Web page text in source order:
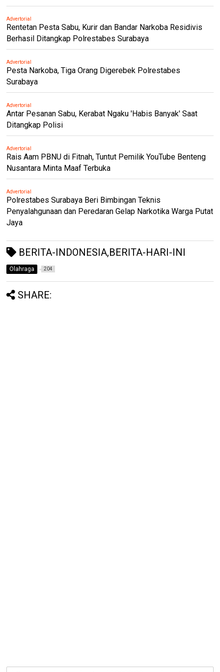
Advertorial
Rentetan Pesta Sabu, Kurir dan Bandar Narkoba Residivis
Berhasil Ditangkap Polrestabes Surabaya
Advertorial
Pesta Narkoba, Tiga Orang Digerebek Polrestabes
Surabaya
Advertorial
Antar Pesanan Sabu, Kerabat Ngaku 'Habis Banyak' Saat
Ditangkap Polisi
Advertorial
Rais Aam PBNU di Fitnah, Tuntut Pemilik YouTube Benteng
Nusantara Minta Maaf Terbuka
Advertorial
Polrestabes Surabaya Beri Bimbingan Teknis
Penyalahgunaan dan Peredaran Gelap Narkotika Warga Putat
Jaya
BERITA-INDONESIA,BERITA-HARI-INI
Olahraga 204
SHARE: